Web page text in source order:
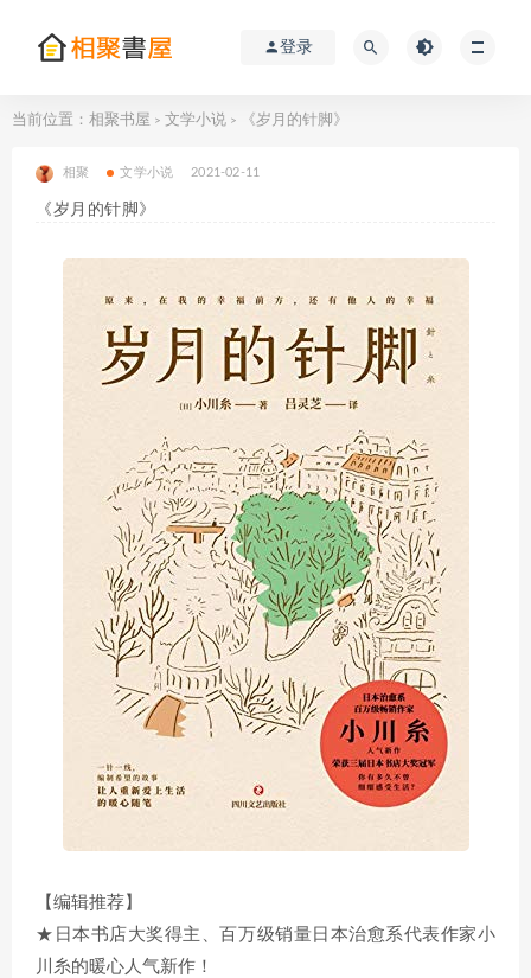
登录
当前位置： 相聚书屋 > 文学小说 > 《岁月的针脚》
相聚 文学小说 2021-02-11
《岁月的针脚》
【编辑推荐】
★日本书店大奖得主、百万级销量日本治愈系代表作家小
川糸的暖心人气新作！